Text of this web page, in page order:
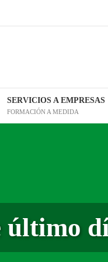
SERVICIOS A EMPRESAS
FORMACIÓN A MEDIDA